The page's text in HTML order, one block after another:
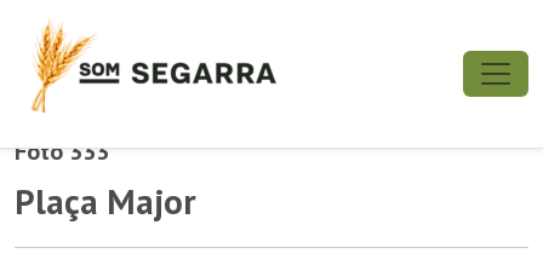
Foto 333
Plaça Major